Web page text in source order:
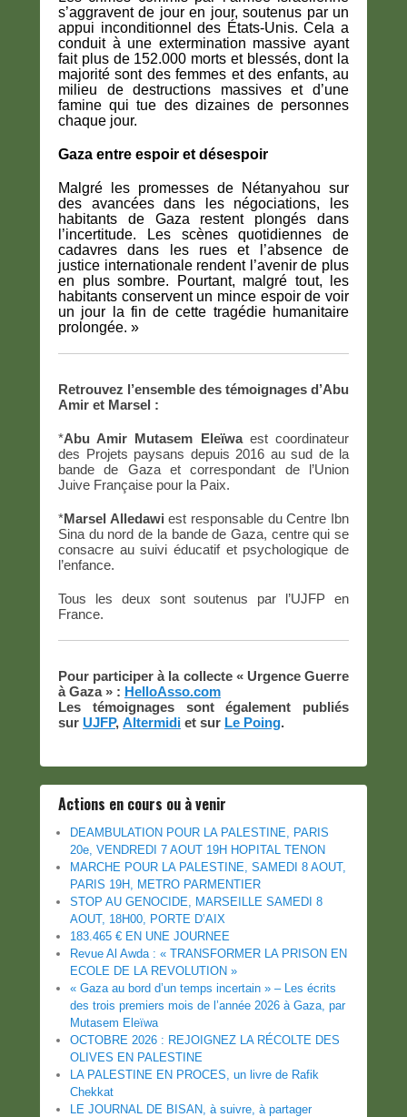
s’aggravent de jour en jour, soutenus par un
appui inconditionnel des États-Unis. Cela a
conduit à une extermination massive ayant
fait plus de 152.000 morts et blessés, dont la
majorité sont des femmes et des enfants, au
milieu de destructions massives et d’une
famine qui tue des dizaines de personnes
chaque jour.
Gaza entre espoir et désespoir
Malgré les promesses de Nétanyahou sur
des avancées dans les négociations, les
habitants de Gaza restent plongés dans
l’incertitude. Les scènes quotidiennes de
cadavres dans les rues et l’absence de
justice internationale rendent l’avenir de plus
en plus sombre. Pourtant, malgré tout, les
habitants conservent un mince espoir de voir
un jour la fin de cette tragédie humanitaire
prolongée. »
Retrouvez l’ensemble des témoignages d’Abu
Amir et Marsel :
*Abu Amir Mutasem Eleïwaest coordinateur
des Projets paysans depuis 2016 au sud de la
bande de Gaza et correspondant de l’Union
Juive Française pour la Paix.
*Marsel Alledawi est responsable du Centre Ibn
Sina du nord de la bande de Gaza, centre qui se
consacre au suivi éducatif et psychologique de
l’enfance.
Tous les deux sont soutenus par l’UJFP en
France.
Pour participer à la collecte « Urgence Guerre
à Gaza » : HelloAsso.com
Les témoignages sont également publiés
sur UJFP, Altermidi et sur Le Poing.
Actions en cours ou à venir
DEAMBULATION POUR LA PALESTINE, PARIS
20e, VENDREDI 7 AOUT 19H HOPITAL TENON
MARCHE POUR LA PALESTINE, SAMEDI 8 AOUT,
PARIS 19H, METRO PARMENTIER
STOP AU GENOCIDE, MARSEILLE SAMEDI 8
AOUT, 18H00, PORTE D’AIX
183.465 € EN UNE JOURNEE
Revue Al Awda : « TRANSFORMER LA PRISON EN
ECOLE DE LA REVOLUTION »
« Gaza au bord d’un temps incertain » – Les écrits
des trois premiers mois de l’année 2026 à Gaza, par
Mutasem Eleïwa
OCTOBRE 2026 : REJOIGNEZ LA RÉCOLTE DES
OLIVES EN PALESTINE
LA PALESTINE EN PROCES, un livre de Rafik
Chekkat
LE JOURNAL DE BISAN, à suivre, à partager